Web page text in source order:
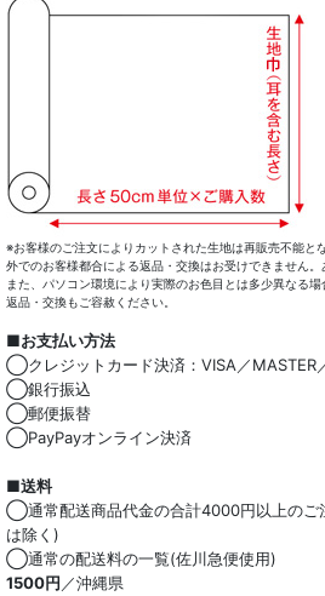
※お客様のご注文によりカットされた生地は再販売不能と
外でのお客様都合による返品・交換はお受けできません。
また、パソコン環境により実際のお色目とは多少異なる
返品・交換もご容赦ください。
■お支払い方法
◯クレジットカード決済：VISA／MASTER
◯銀行振込
◯郵便振替
◯PayPayオンライン決済
■送料
◯通常配送商品代金の合計4000円以上のご
は除く)
◯通常の配送料の一覧(佐川急便使用)
1500円 ／沖縄県